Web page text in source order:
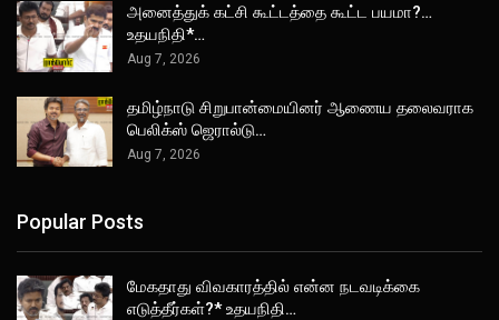
அனைத்துக் கட்சி கூட்டத்தை கூட்ட பயமா?…
உதயநிதி*…
Aug 7, 2026
தமிழ்நாடு சிறுபான்மையினர் ஆணைய தலைவராக
பெலிக்ஸ் ஜெரால்டு…
Aug 7, 2026
Popular Posts
மேகதாது விவகாரத்தில் என்ன நடவடிக்கை
எடுத்தீர்கள்?* உதயநிதி…